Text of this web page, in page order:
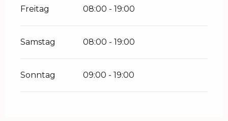
Freitag 08:00 - 19:00
Samstag 08:00 - 19:00
Sonntag 09:00 - 19:00